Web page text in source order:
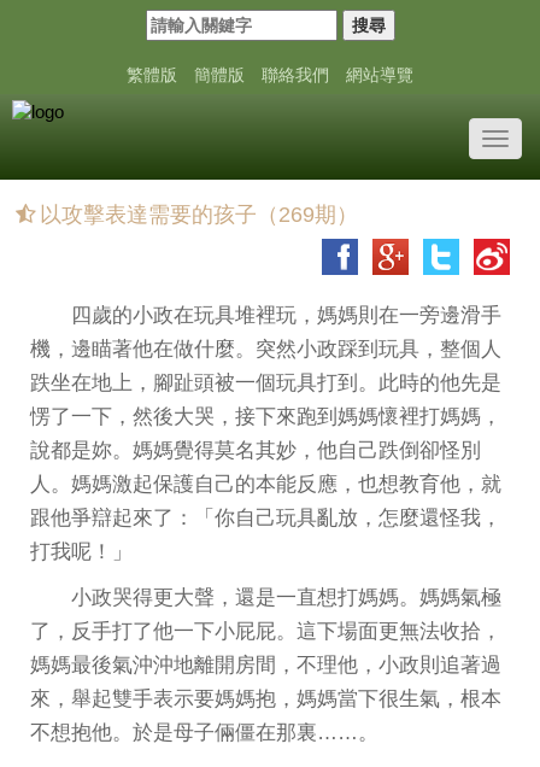
搜尋
繁體版 簡體版 聯絡我們 網站導覽
以攻擊表達需要的孩子（269期）
四歲的小政在玩具堆裡玩，媽媽則在一旁邊滑手
機，邊瞄著他在做什麼。突然小政踩到玩具，整個人
跌坐在地上，腳趾頭被一個玩具打到。此時的他先是
愣了一下，然後大哭，接下來跑到媽媽懷裡打媽媽，
說都是妳。媽媽覺得莫名其妙，他自己跌倒卻怪別
人。媽媽激起保護自己的本能反應，也想教育他，就
跟他爭辯起來了：「你自己玩具亂放，怎麼還怪我，
打我呢！」
小政哭得更大聲，還是一直想打媽媽。媽媽氣極
了，反手打了他一下小屁屁。這下場面更無法收拾，
媽媽最後氣沖沖地離開房間，不理他，小政則追著過
來，舉起雙手表示要媽媽抱，媽媽當下很生氣，根本
不想抱他。於是母子倆僵在那裏……。